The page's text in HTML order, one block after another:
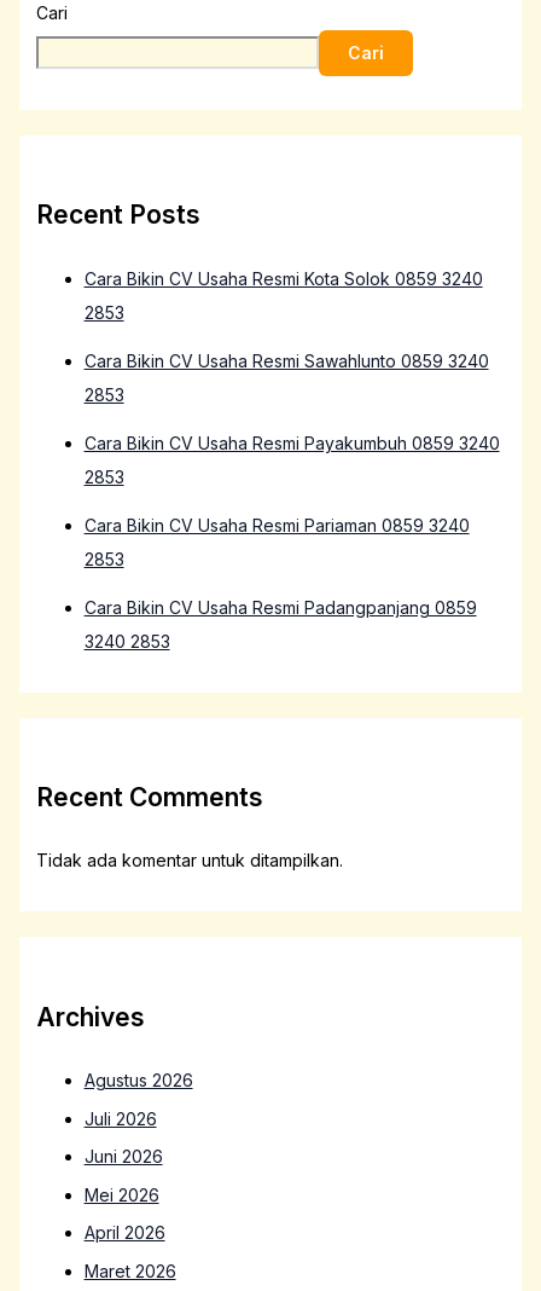
Cari
Cari
Recent Posts
Cara Bikin CV Usaha Resmi Kota Solok 0859 3240
2853
Cara Bikin CV Usaha Resmi Sawahlunto 0859 3240
2853
Cara Bikin CV Usaha Resmi Payakumbuh 0859 3240
2853
Cara Bikin CV Usaha Resmi Pariaman 0859 3240
2853
Cara Bikin CV Usaha Resmi Padangpanjang 0859
3240 2853
Recent Comments
Tidak ada komentar untuk ditampilkan.
Archives
Agustus 2026
Juli 2026
Juni 2026
Mei 2026
April 2026
Maret 2026